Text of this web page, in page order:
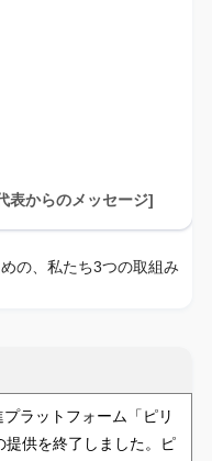
表からのメッセージ]
の、私たち3つの取組み
ラットフォーム「ピリ
提供を終了しました。ピ